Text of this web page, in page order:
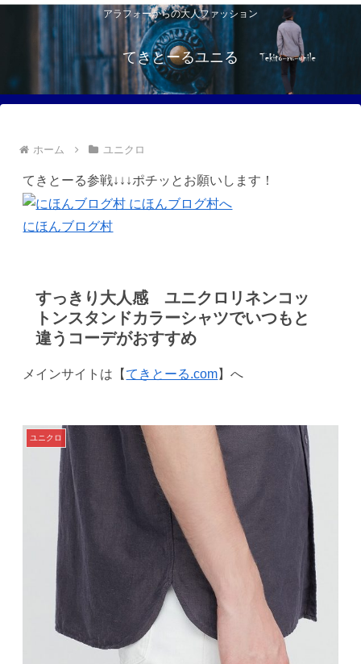
アラフォーからの大人ファッション
てきとーるユニる
ホーム ユニクロ
てきとーる参戦↓↓↓ポチッとお願いします！
にほんブログ村
すっきり大人感 ユニクロリネンコッ
トンスタンドカラーシャツでいつもと
違うコーデがおすすめ
メインサイトは【てきとーる.com】へ
ユニクロ